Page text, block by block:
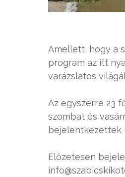
Amellett, hogy a
program az itt
varázslatos
Az egyszerre 23
szombat és
bejelentkezettek
Előzetesen